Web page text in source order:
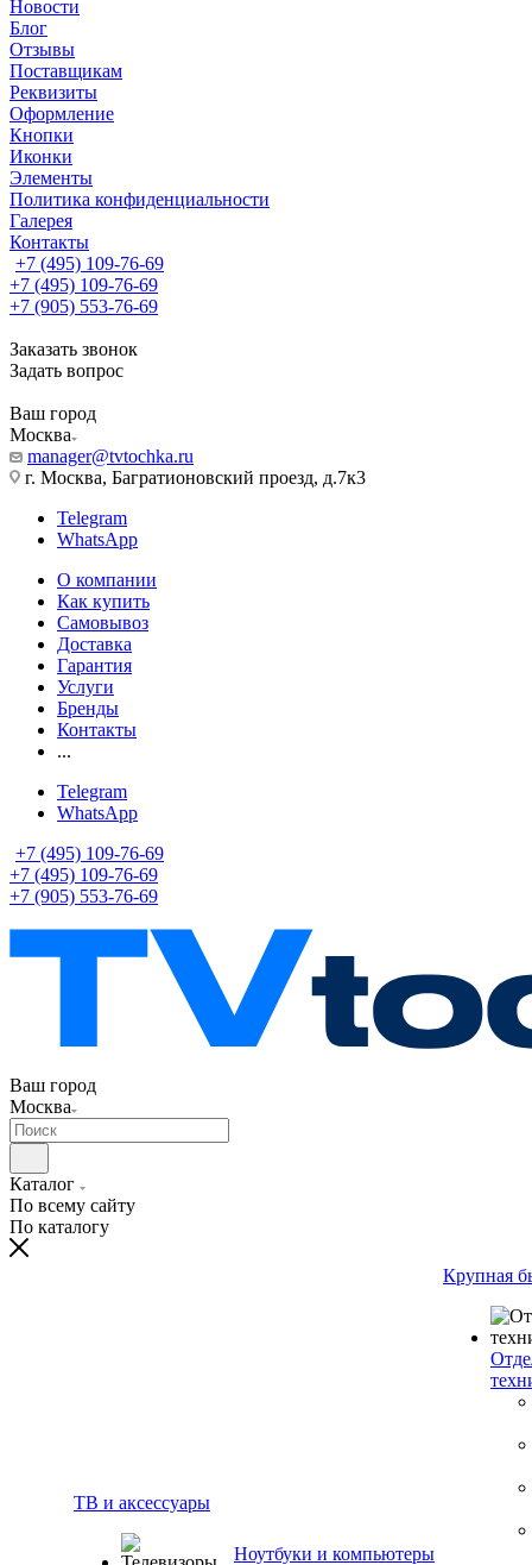
Новости
Блог
Отзывы
Поставщикам
Реквизиты
Оформление
Кнопки
Иконки
Элементы
Политика конфиденциальности
Галерея
Контакты
+7 (495) 109-76-69
+7 (495) 109-76-69
+7 (905) 553-76-69
Заказать звонок
Задать вопрос
Ваш город
Москва
manager@tvtochka.ru
г. Москва, Багратионовский проезд, д.7к3
Telegram
WhatsApp
О компании
Как купить
Самовывоз
Доставка
Гарантия
Услуги
Бренды
Контакты
...
Telegram
WhatsApp
+7 (495) 109-76-69
+7 (495) 109-76-69
+7 (905) 553-76-69
Ваш город
Москва
Каталог
По всему сайту
По каталогу
ТВ и аксессуары
Ноутбуки и компьютеры
Крупная